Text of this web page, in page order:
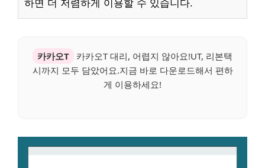
하면 더 저렴하게 이용할 수 있습니다.
카카오T
카카오T 대리, 어렵지 않아요!UT, 리본택
시까지 모두 담았어요.지금 바로 다운로드해서 편하
게 이용하세요!